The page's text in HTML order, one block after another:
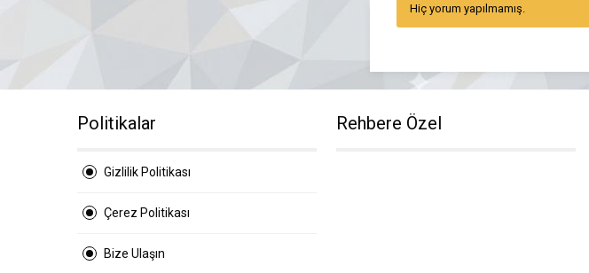
Hiç yorum yapılmamış.
Politikalar
Gizlilik Politikası
Çerez Politikası
Bize Ulaşın
Rehbere Özel